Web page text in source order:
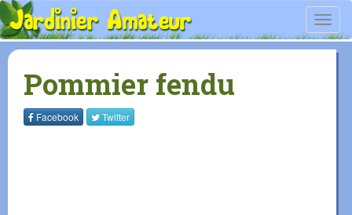
Pommier fendu
Facebook Twitter